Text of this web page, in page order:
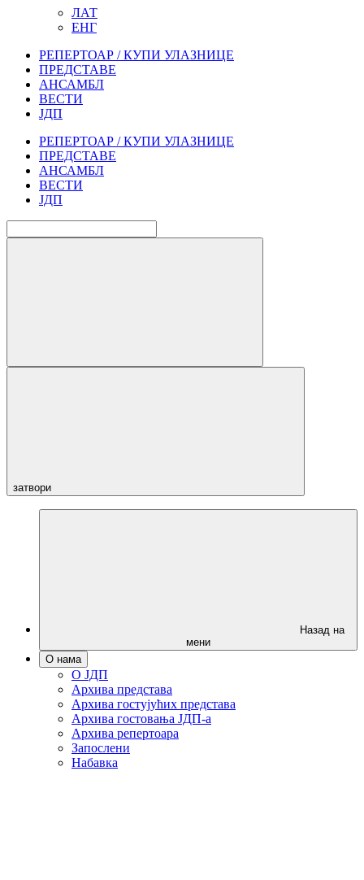
ЛАТ
ЕНГ
РЕПЕРТОАР / КУПИ УЛАЗНИЦЕ
ПРЕДСТАВЕ
АНСАМБЛ
ВЕСТИ
ЈДП
РЕПЕРТОАР / КУПИ УЛАЗНИЦЕ
ПРЕДСТАВЕ
АНСАМБЛ
ВЕСТИ
ЈДП
затвори
Назад на
мени
О нама
О ЈДП
Архива представа
Архива гостујућих представа
Архива гостовања ЈДП-а
Архива репертоара
Запослени
Набавка